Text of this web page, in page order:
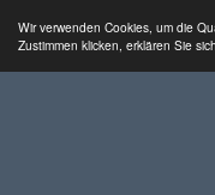
Wir verwenden Cookies, um die
Zustimmen klicken, erklären Sie